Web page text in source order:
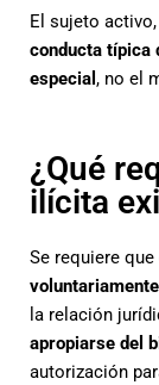
El sujeto
conducta típica
especial , no el
¿Qué
ilícita
Se requiere que
la relación
apropiarse del
autorización